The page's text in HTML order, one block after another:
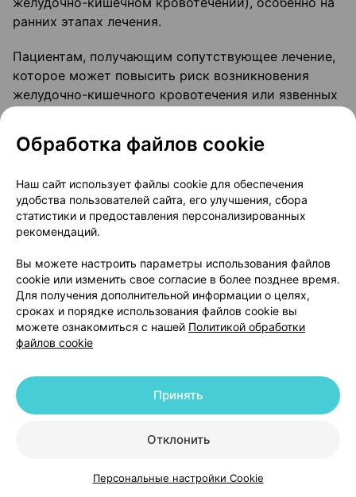
КаталогКорзинаИзбранноеПрофиль
ранних этапах лечения.
Пациентам, получающим сопутствующее лечение,
которое может повысить риск возникновения
желудочно-кишечного кровотечения или язвенных
пероральными антикоагулянтами типа дикумарина
или тромбоцитарных антиагрегантов типа
«Взаимодействие с другими лекарственными
средствами и другие формы взаимодействия»),
рекомендуется принимать препарат с
осторожность при сопутствующем назначении
пероральных кортикостероидов и
антидепрессантов типа селективных ингибиторов
обратного захвата серотонина (СИОЗС).
ОРАФЕН развивается желудочно-кишечное
кровотечение или образуется язва, прием
препарата необходимо срочно прекратить (см.
раздел «Противопоказания»).Пациентам с
следует назначать НПВС с осторожностью, так как
Обработка файлов cookie
Наш сайт использует файлы cookie для обеспечения
удобства пользователей сайта, его улучшения, сбора
статистики и предоставления персонализированных
рекомендаций.
Вы можете настроить параметры использования файлов
cookie или изменить свое согласие в более позднее время.
Для получения дополнительной информации о целях,
сроках и порядке использования файлов cookie вы
можете ознакомиться с нашей Политикой обработки
файлов cookie
Отклонить
Принять
Персональные настройки Cookie